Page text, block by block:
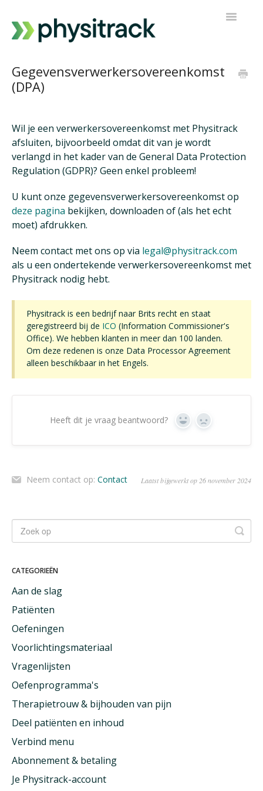
Navigatie
Gegevensverwerkersovereenkomst
(DPA)
Wil je een verwerkersovereenkomst met Physitrack
afsluiten, bijvoorbeeld omdat dit van je wordt
verlangd in het kader van de General Data Protection
Regulation (GDPR)? Geen enkel probleem!
U kunt onze gegevensverwerkersovereenkomst op
deze pagina bekijken, downloaden of (als het echt
moet) afdrukken.
Neem contact met ons op via legal@physitrack.com
als u een ondertekende verwerkersovereenkomst met
Physitrack nodig hebt.
Physitrack is een bedrijf naar Brits recht en staat
geregistreerd bij de ICO (Information Commissioner's
Office). We hebben klanten in meer dan 100 landen.
Om deze redenen is onze Data Processor Agreement
alleen beschikbaar in het Engels.
Heeft dit je vraag beantwoord? Ja Geen
Neem contact op: Contact Laatst bijgewerkt op 26 november 2024
CATEGORIEËN
Aan de slag
Patiënten
Oefeningen
Voorlichtingsmateriaal
Vragenlijsten
Oefenprogramma's
Therapietrouw & bijhouden van pijn
Deel patiënten en inhoud
Verbind menu
Abonnement & betaling
Je Physitrack-account